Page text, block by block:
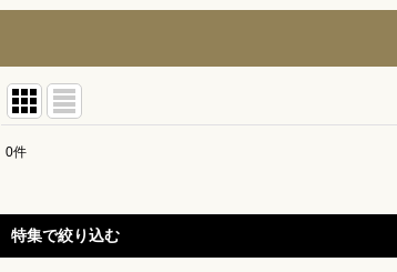
並び順:
0件
特集で絞り込む